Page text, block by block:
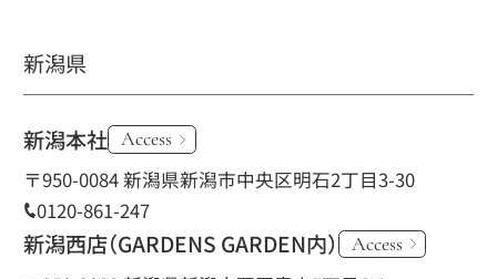
新潟県
新潟本社 Access
〒950-0084 新潟県新潟市中央区明石2丁目3-30
0120-861-247
新潟西店（GARDENS GARDEN内） Access